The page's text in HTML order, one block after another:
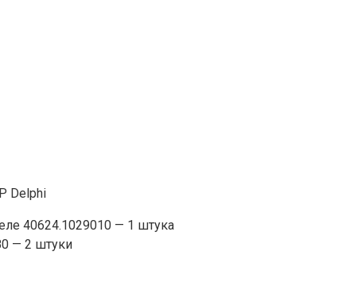
Delphi
40624.1029010 — 1 штука
— 2 штуки